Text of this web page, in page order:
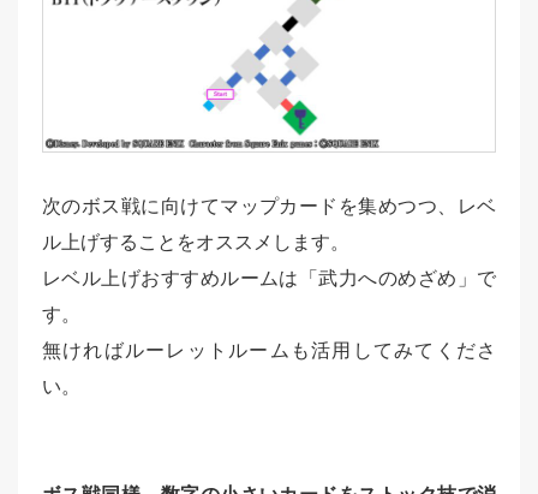
次のボス戦に向けてマップカードを集めつつ、レベ
ル上げすることをオススメします。
レベル上げおすすめルームは「武力へのめざめ」で
す。
無ければルーレットルームも活用してみてくださ
い。